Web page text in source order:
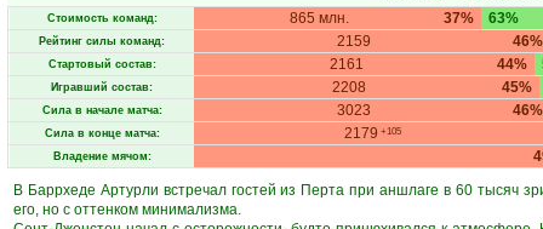
Стоимость команд: 37%
865 млн. 63%
Рейтинг силы команд: 46%
2159
Стартовый состав: 44%
2161
Игравший состав: 45%
2208
Сила в начале матча: 46%
3023
Сила в конце матча: 2179 +105
Владение мячом:
В Баррхеде Артурли встречал гостей из Перта при аншлаге в 60 тысяч
его, но с оттенком минимализма.